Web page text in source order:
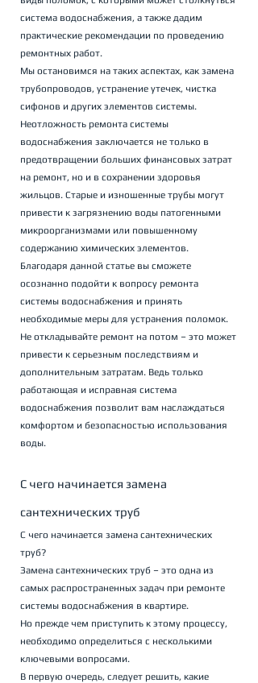
система водоснабжения, а также дадим
практические рекомендации по проведению
ремонтных работ.
Мы остановимся на таких аспектах, как замена
трубопроводов, устранение утечек, чистка
сифонов и других элементов системы.
Неотложность ремонта системы
водоснабжения заключается не только в
предотвращении больших финансовых затрат
на ремонт, но и в сохранении здоровья
жильцов. Старые и изношенные трубы могут
привести к загрязнению воды патогенными
микроорганизмами или повышенному
содержанию химических элементов.
Благодаря данной статье вы сможете
осознанно подойти к вопросу ремонта
системы водоснабжения и принять
необходимые меры для устранения поломок.
Не откладывайте ремонт на потом – это может
привести к серьезным последствиям и
дополнительным затратам. Ведь только
работающая и исправная система
водоснабжения позволит вам наслаждаться
комфортом и безопасностью использования
воды.
С чего начинается замена
сантехнических труб
С чего начинается замена сантехнических
труб?
Замена сантехнических труб – это одна из
самых распространенных задач при ремонте
системы водоснабжения в квартире.
Но прежде чем приступить к этому процессу,
необходимо определиться с несколькими
ключевыми вопросами.
В первую очередь, следует решить, какие